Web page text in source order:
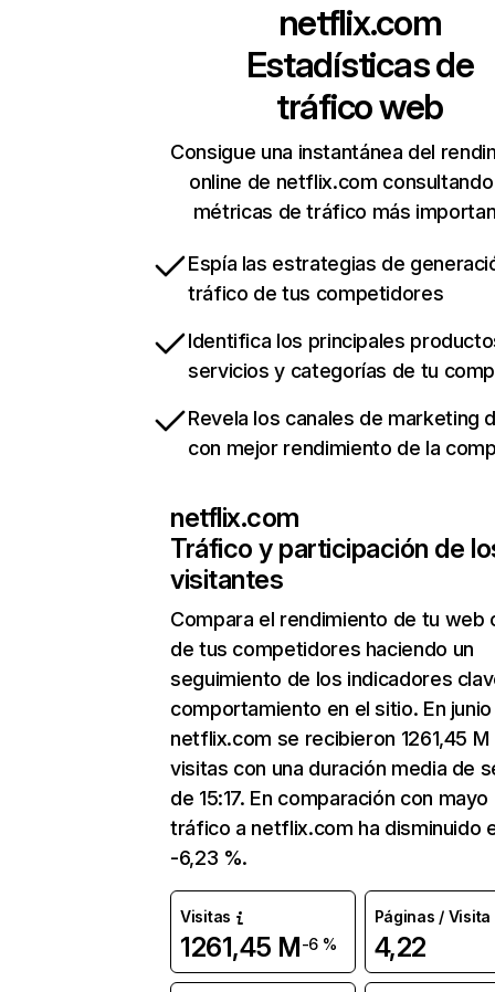
netflix.com
Estadísticas de
tráfico web
Consigue una instantánea del
online de netflix.com
métricas de tráfico más
Espía las estrategias de
tráfico de tus competidores
Identifica los principales
servicios y categorías de tu
Revela los canales de marketing
con mejor rendimiento de la
netflix.com
Tráfico y participación de
visitantes
Compara el rendimiento de tu web
de tus competidores haciendo un
seguimiento de los indicadores
comportamiento en el sitio. En junio
netflix.com se recibieron 1261,45 M
visitas con una duración media de
de 15:17. En comparación con mayo
tráfico a netflix.com ha disminuido
-6,23 %.
Visitas
1261,45 M-6 %
Páginas / Visita
4,22